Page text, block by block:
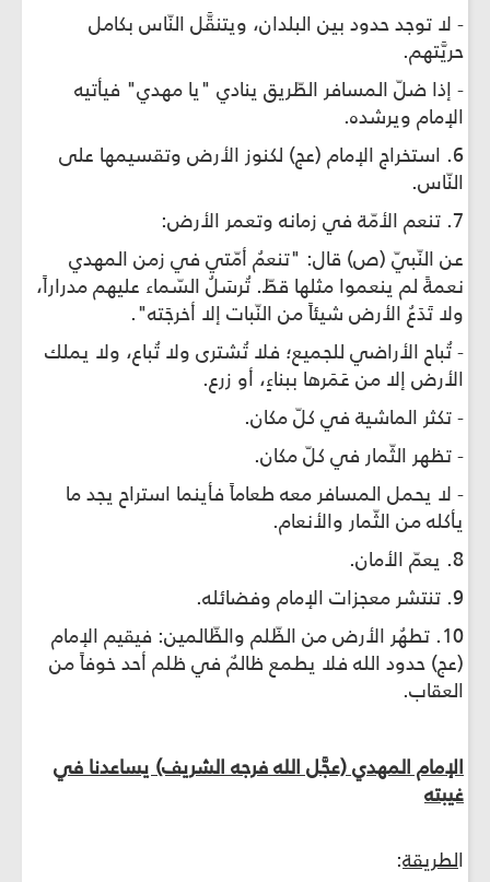
- لا توجد حدود بين البلدان، ويتنقَّل النّاس بكامل
حريَّتهم.
- إذا ضلّ المسافر الطّريق ينادي "يا مهدي" فيأتيه
الإمام ويرشده.
6. استخراج الإمام (عج) لكنوز الأرض وتقسيمها على
النّاس.
7. تنعم الأمّة في زمانه وتعمر الأرض:
عن النّبيّ (ص) قال: "تنعمُ أمّتي في زمن المهدي
نعمةً لم ينعموا مثلها قطّ. تُرسَلُ السّماء عليهم مدراراً،
ولا تَدَعُ الأرض شيئاً من النّبات إلا أخرجَته".
- تُباح الأراضي للجميع؛ فلا تُشترى ولا تُباع، ولا يملك
الأرض إلا من عَمَرها ببناءٍ، أو زرع.
- تكثر الماشية في كلّ مكان.
- تظهر الثّمار في كلّ مكان.
- لا يحمل المسافر معه طعاماً فأينما استراح يجد ما
يأكله من الثّمار والأنعام.
8. يعمّ الأمان.
9. تنتشر معجزات الإمام وفضائله.
10. تطهُر الأرض من الظّلم والظّالمين: فيقيم الإمام
(عج) حدود الله فلا يطمع ظالمٌ في ظلم أحد خوفاً من
العقاب.
الإمام المهدي (عجَّل الله فرجه الشريف) يساعدنا في
غيبته
الطريقة: